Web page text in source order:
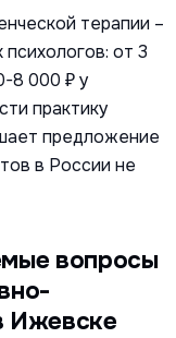
терапии –
от 3
8 000 ₽ у
практику
предложение
в России не
Ижевске